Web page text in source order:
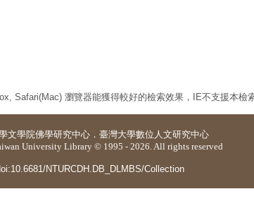
Safari(Mac) 瀏覽器能獲得較好的檢索效果，IE不支援本檢索
文學院佛學研究中心 ． 臺灣大學數位人文研究中心
University Library © 1995 - 2026. All rights reserved
NTURCDH.DB_DLMBS/Collection